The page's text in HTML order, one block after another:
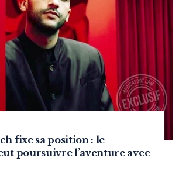
fixe sa position : le
poursuivre l’aventure avec